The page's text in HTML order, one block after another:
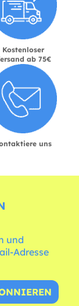
Kostenloser
ab 75€
uns
und
Adresse